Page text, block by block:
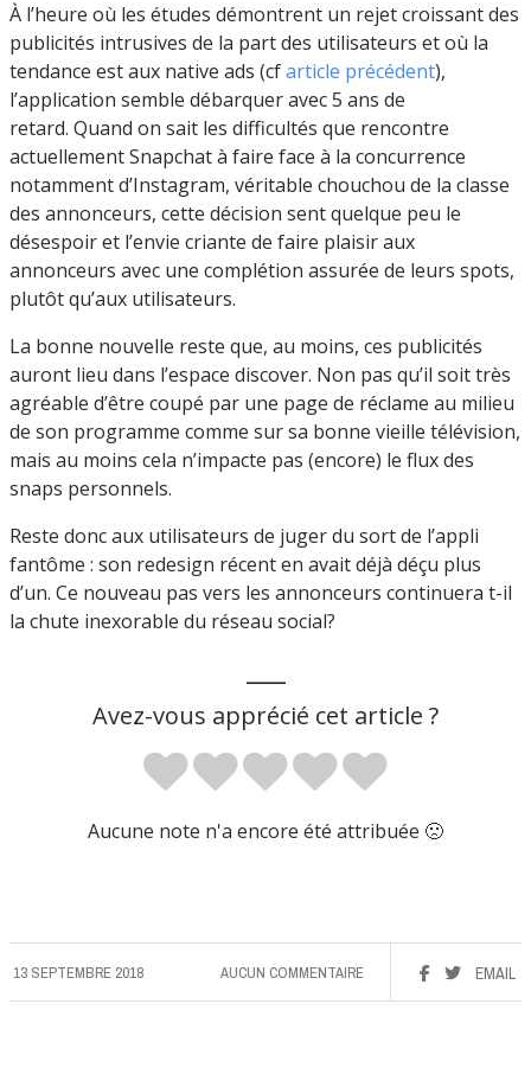
À l’heure où les études démontrent un rejet croissant des
publicités intrusives de la part des utilisateurs et où la
tendance est aux native ads (cfarticle précédent),
l’application semble débarquer avec 5 ans de
retard. Quand on sait les difficultés que rencontre
actuellement Snapchat à faire face à la concurrence
notamment d’Instagram, véritable chouchou de la classe
des annonceurs, cette décision sent quelque peu le
désespoir et l’envie criante de faire plaisir aux
annonceurs avec une complétion assurée de leurs spots,
plutôt qu’aux utilisateurs.
La bonne nouvelle reste que, au moins, ces publicités
auront lieu dans l’espace discover. Non pas qu’il soit très
agréable d’être coupé par une page de réclame au milieu
de son programme comme sur sa bonne vieille télévision,
mais au moins cela n’impacte pas (encore) le flux des
snaps personnels.
Reste donc aux utilisateurs de juger du sort de l’appli
fantôme : son redesign récent en avait déjà déçu plus
d’un. Ce nouveau pas vers les annonceurs continuera t-il
la chute inexorable du réseau social?
Avez-vous apprécié cet article ?
Aucune note n'a encore été attribuée 🙁
13 SEPTEMBRE 2018 EMAIL
AUCUN COMMENTAIRE